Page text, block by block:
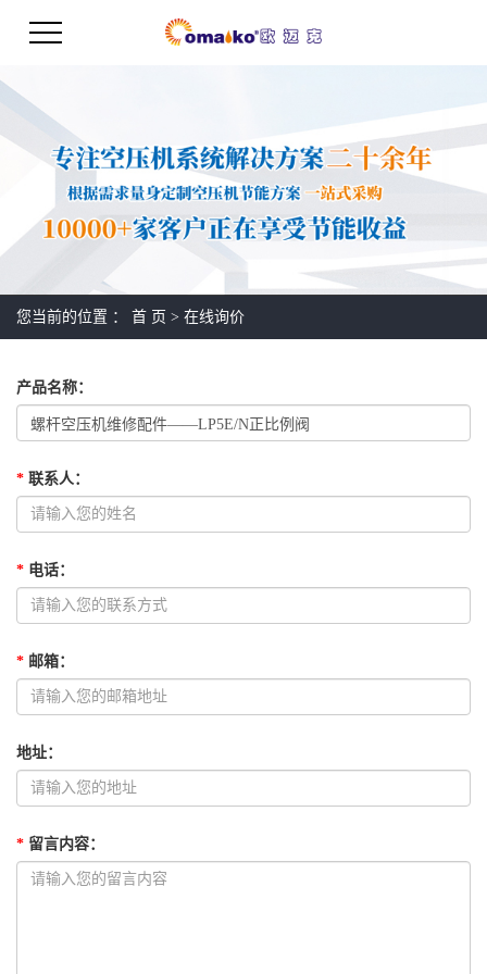
您当前的位置 ： 首 页 > 在线询价
产品名称：
* 联系人：
* 电话：
* 邮箱：
地址：
* 留言内容：